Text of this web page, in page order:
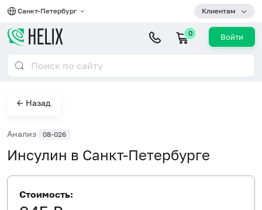
Санкт-Петербург Клиентам
0 Войти
← Назад
Анализ 08-026
Инсулин в Санкт-Петербурге
Стоимость: